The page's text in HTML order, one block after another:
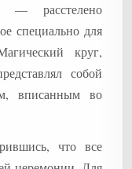
— расстелено
специально для
круг,
собой
вписанным во
что все